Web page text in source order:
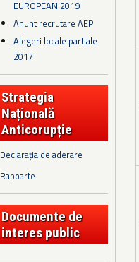
EUROPEAN 2019
Anunt recrutare AEP
Alegeri locale partiale
2017
Strategia
Națională
Anticorupție
Declarația de aderare
Rapoarte
Documente de
interes public